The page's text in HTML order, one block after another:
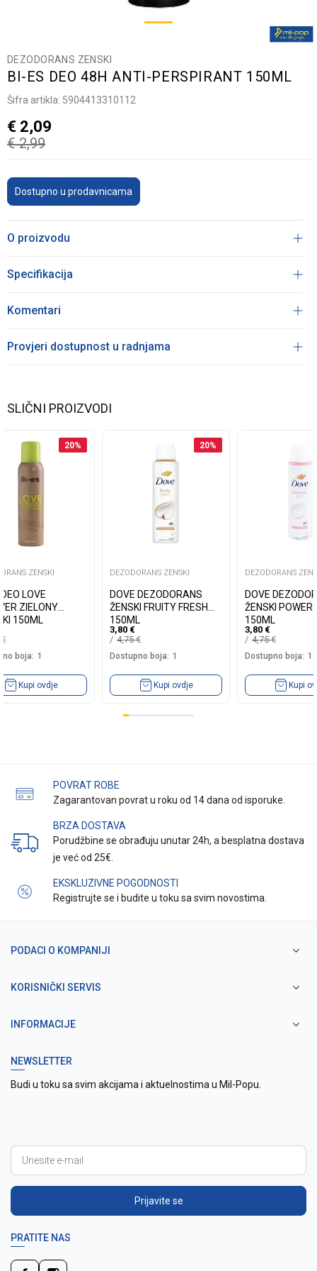
DEZODORANS ZENSKI
BI-ES DEO 48H ANTI-PERSPIRANT 150ML
Šifra artikla: 5904413310112
€ 2,99
€ 2,09
Dostupno u prodavnicama
O proizvodu
Specifikacija
Komentari
Provjeri dostupnost u radnjama
SLIČNI PROIZVODI
20%
ZENSKI
LOVE
ZIELONY
150ML
€
boja: 1
Kupi ovdje
20%
DEZODORANS ZENSKI
DOVE DEZODORANS
ŽENSKI FRUITY FRESH
150ML
3,80 €
4,75€
Dostupno boja: 1
Kupi ovdje
DEZODORANS
DOVE
ŽENSKI POWER
150ML
3,80 €
4,75€
Dostupno boja: 1
Kupi
POVRAT ROBE
Zagarantovan povrat u roku od 14 dana od isporuke.
BRZA DOSTAVA
Porudžbine se obrađuju unutar 24h, a besplatna dostava
je već od 25€.
EKSKLUZIVNE POGODNOSTI
Registrujte se i budite u toku sa svim novostima.
PODACI O KOMPANIJI
KORISNIČKI SERVIS
INFORMACIJE
NEWSLETTER
Budi u toku sa svim akcijama i aktuelnostima u Mil-Popu.
Prijavite se
PRATITE NAS